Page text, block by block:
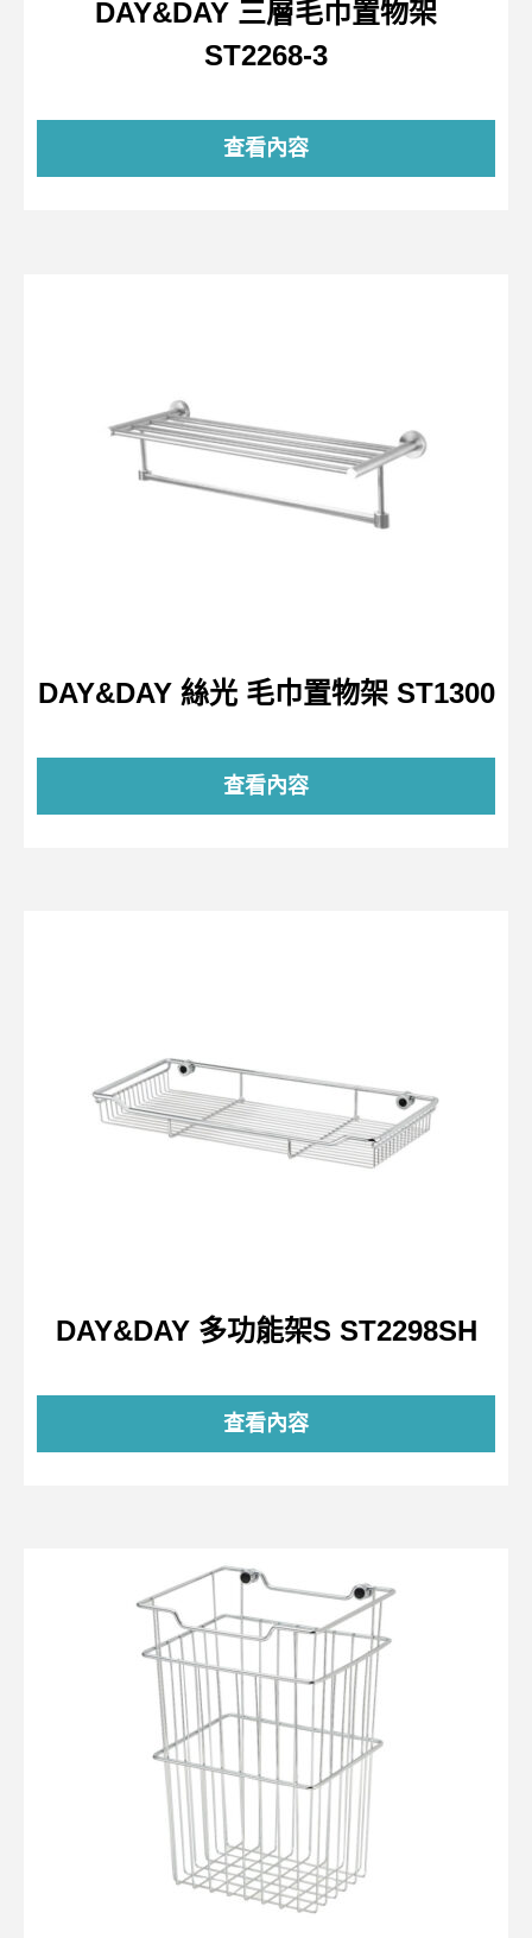
DAY&DAY 三層毛巾置物架
ST2268-3
查看內容
DAY&DAY 絲光 毛巾置物架 ST1300
查看內容
DAY&DAY 多功能架S ST2298SH
查看內容